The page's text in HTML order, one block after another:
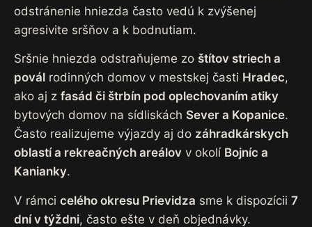
odstránenie hniezda často vedú k zvýšenej
agresivite sršňov a k bodnutiam.
Sršnie hniezda odstraňujeme zo štítov striech a
povál rodinných domov v mestskej časti Hradec,
ako aj z fasád či štrbín pod oplechovaním atiky
bytových domov na sídliskách Sever a Kopanice.
Často realizujeme výjazdy aj do záhradkárskych
oblastí a rekreačných areálov v okolí Bojníc a
Kanianky.
V rámci celého okresu Prievidza sme k dispozícii 7
dní v týždni, často ešte v deň objednávky.